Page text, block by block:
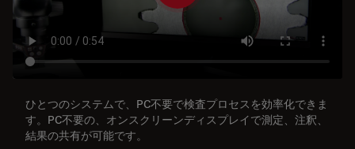
ひとつのシステムで、PC不要で検査プロセスを効率化できま
す。PC不要の、オンスクリーンディスプレイで測定、注釈、
結果の共有が可能です。